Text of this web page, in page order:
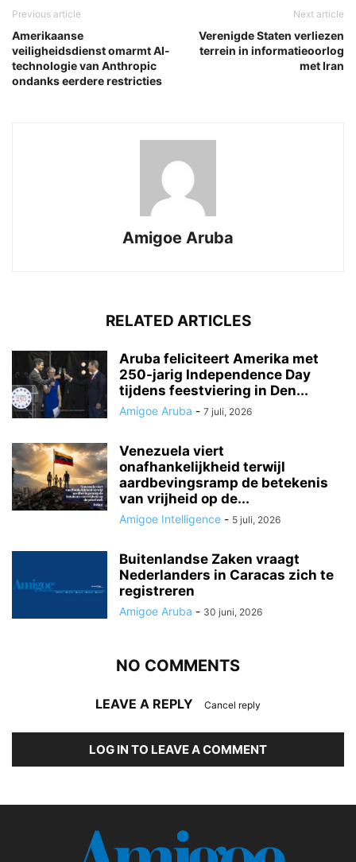
Previous article
Amerikaanse
veiligheidsdienst omarmt AI-
technologie van Anthropic
ondanks eerdere restricties
Next article
Verenigde Staten verliezen
terrein in informatieoorlog
met Iran
Amigoe Aruba
RELATED ARTICLES
Aruba feliciteert Amerika met
250-jarig Independence Day
tijdens feestviering in Den...
Amigoe Aruba - 7 juli, 2026
Venezuela viert
onafhankelijkheid terwijl
aardbevingsramp de betekenis
van vrijheid op de...
Amigoe Intelligence - 5 juli, 2026
Buitenlandse Zaken vraagt
Nederlanders in Caracas zich te
registreren
Amigoe Aruba - 30 juni, 2026
NO COMMENTS
LEAVE A REPLY Cancel reply
LOG IN TO LEAVE A COMMENT